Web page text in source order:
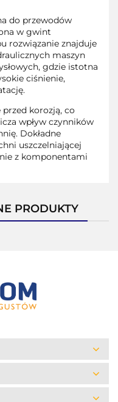
do przewodów
w gwint
rozwiązanie znajduje
maszyn
gdzie istotna
ciśnienie,
przed korozją, co
wpływ czynników
Dokładne
uszczelniającej
z komponentami
PRODUKTY